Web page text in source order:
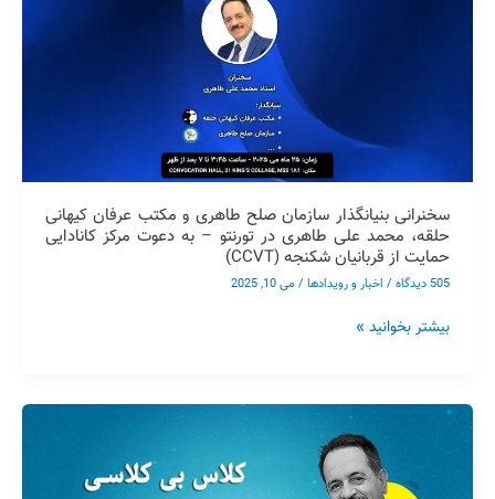
سخنرانی بنیانگذار سازمان صلح طاهری و مکتب عرفان کیهانی
حلقه، محمد علی طاهری در تورنتو – به دعوت مرکز کانادایی
حمایت از قربانیان شکنجه (CCVT)
505 دیدگاه / اخبار و رویدادها/ می 10, 2025
در
تورنتو
–
به
مرکز
از
قربانیان شکنجه (CCVT)
بیشتر بخوانید »
کلاس